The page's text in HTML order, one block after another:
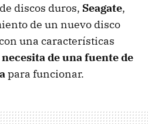
discos duros, Seagate,
de un nuevo disco
una características
de una fuente de
para funcionar.